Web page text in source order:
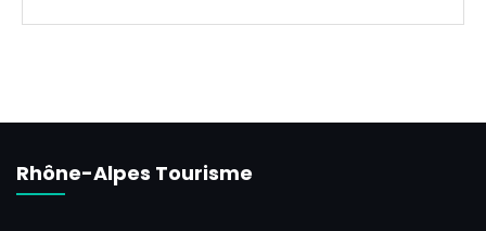
Rhône-Alpes Tourisme